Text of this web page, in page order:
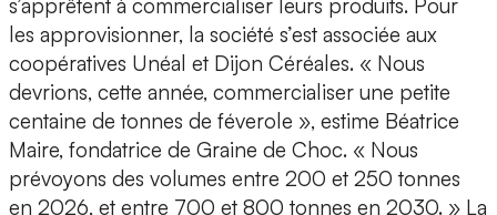
s’apprêtent à commercialiser leurs produits. Pour
les approvisionner, la société s’est associée aux
coopératives Unéal et Dijon Céréales. « Nous
devrions, cette année, commercialiser une petite
centaine de tonnes de féverole », estime Béatrice
Maire, fondatrice de Graine de Choc. « Nous
prévoyons des volumes entre 200 et 250 tonnes
en 2026, et entre 700 et 800 tonnes en 2030. » La